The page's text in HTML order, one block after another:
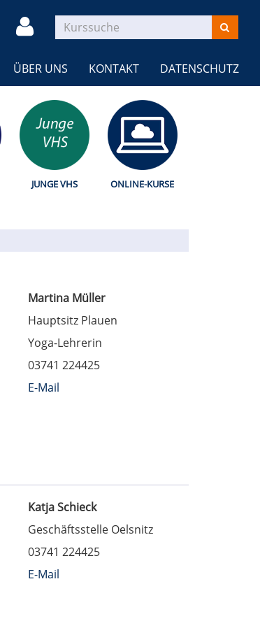
ÜBER UNS KONTAKT DATENSCHUTZ
JUNGE VHS ONLINE-KURSE
Martina Müller
Hauptsitz Plauen
Yoga-Lehrerin
03741 224425
E-Mail
Katja Schieck
Geschäftsstelle Oelsnitz
03741 224425
E-Mail